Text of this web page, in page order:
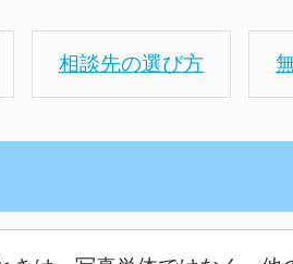
相談先の選び方